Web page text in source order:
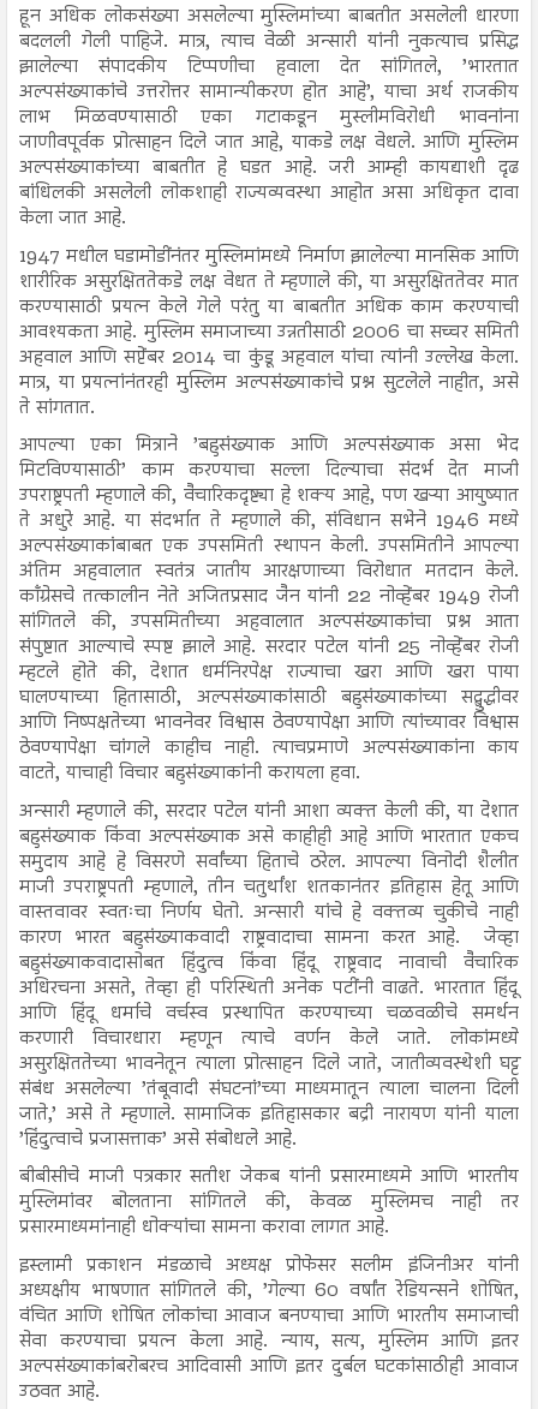
हून अधिक लोकसंख्या असलेल्या मुस्लिमांच्या बाबतीत असलेली धारणा
बदलली गेली पाहिजे. मात्र, त्याच वेळी अन्सारी यांनी नुकत्याच प्रसिद्ध
झालेल्या संपादकीय टिप्पणीचा हवाला देत सांगितले, ’भारतात
अल्पसंख्याकांचे उत्तरोत्तर सामान्यीकरण होत आहे’, याचा अर्थ राजकीय
लाभ मिळवण्यासाठी एका गटाकडून मुस्लीमविरोधी भावनांना
जाणीवपूर्वक प्रोत्साहन दिले जात आहे, याकडे लक्ष वेधले. आणि मुस्लिम
अल्पसंख्याकांच्या बाबतीत हे घडत आहे. जरी आम्ही कायद्याशी दृढ
बांधिलकी असलेली लोकशाही राज्यव्यवस्था आहोत असा अधिकृत दावा
केला जात आहे.
1947 मधील घडामोडींनंतर मुस्लिमांमध्ये निर्माण झालेल्या मानसिक आणि
शारीरिक असुरक्षिततेकडे लक्ष वेधत ते म्हणाले की, या असुरक्षिततेवर मात
करण्यासाठी प्रयत्न केले गेले परंतु या बाबतीत अधिक काम करण्याची
आवश्यकता आहे. मुस्लिम समाजाच्या उन्नतीसाठी 2006 चा सच्चर समिती
अहवाल आणि सप्टेंबर 2014 चा कुंडू अहवाल यांचा त्यांनी उल्लेख केला.
मात्र, या प्रयत्नांनंतरही मुस्लिम अल्पसंख्याकांचे प्रश्न सुटलेले नाहीत, असे
ते सांगतात.
आपल्या एका मित्राने ’बहुसंख्याक आणि अल्पसंख्याक असा भेद
मिटविण्यासाठी’ काम करण्याचा सल्ला दिल्याचा संदर्भ देत माजी
उपराष्ट्रपती म्हणाले की, वैचारिकदृष्ट्या हे शक्य आहे, पण खऱ्या आयुष्यात
ते अधुरे आहे. या संदर्भात ते म्हणाले की, संविधान सभेने 1946 मध्ये
अल्पसंख्याकांबाबत एक उपसमिती स्थापन केली. उपसमितीने आपल्या
अंतिम अहवालात स्वतंत्र जातीय आरक्षणाच्या विरोधात मतदान केले.
काँग्रेसचे तत्कालीन नेते अजितप्रसाद जैन यांनी 22 नोव्हेंबर 1949 रोजी
सांगितले की, उपसमितीच्या अहवालात अल्पसंख्याकांचा प्रश्न आता
संपुष्टात आल्याचे स्पष्ट झाले आहे. सरदार पटेल यांनी 25 नोव्हेंबर रोजी
म्हटले होते की, देशात धर्मनिरपेक्ष राज्याचा खरा आणि खरा पाया
घालण्याच्या हितासाठी, अल्पसंख्याकांसाठी बहुसंख्याकांच्या सद्बुद्धीवर
आणि निष्पक्षतेच्या भावनेवर विश्वास ठेवण्यापेक्षा आणि त्यांच्यावर विश्वास
ठेवण्यापेक्षा चांगले काहीच नाही. त्याचप्रमाणे अल्पसंख्याकांना काय
वाटते, याचाही विचार बहुसंख्याकांनी करायला हवा.
अन्सारी म्हणाले की, सरदार पटेल यांनी आशा व्यक्त केली की, या देशात
बहुसंख्याक किंवा अल्पसंख्याक असे काहीही आहे आणि भारतात एकच
समुदाय आहे हे विसरणे सर्वांच्या हिताचे ठरेल. आपल्या विनोदी शैलीत
माजी उपराष्ट्रपती म्हणाले, तीन चतुर्थांश शतकानंतर इतिहास हेतू आणि
वास्तवावर स्वतःचा निर्णय घेतो. अन्सारी यांचे हे वक्तव्य चुकीचे नाही
कारण भारत बहुसंख्याकवादी राष्ट्रवादाचा सामना करत आहे. जेव्हा
बहुसंख्याकवादासोबत हिंदुत्व किंवा हिंदू राष्ट्रवाद नावाची वैचारिक
अधिरचना असते, तेव्हा ही परिस्थिती अनेक पटींनी वाढते. भारतात हिंदू
आणि हिंदू धर्माचे वर्चस्व प्रस्थापित करण्याच्या चळवळीचे समर्थन
करणारी विचारधारा म्हणून त्याचे वर्णन केले जाते. लोकांमध्ये
असुरक्षिततेच्या भावनेतून त्याला प्रोत्साहन दिले जाते, जातीव्यवस्थेशी घट्ट
संबंध असलेल्या ’तंबूवादी संघटनां’च्या माध्यमातून त्याला चालना दिली
जाते,’ असे ते म्हणाले. सामाजिक इतिहासकार बद्री नारायण यांनी याला
’हिंदुत्वाचे प्रजासत्ताक’ असे संबोधले आहे.
बीबीसीचे माजी पत्रकार सतीश जेकब यांनी प्रसारमाध्यमे आणि भारतीय
मुस्लिमांवर बोलताना सांगितले की, केवळ मुस्लिमच नाही तर
प्रसारमाध्यमांनाही धोक्यांचा सामना करावा लागत आहे.
इस्लामी प्रकाशन मंडळाचे अध्यक्ष प्रोफेसर सलीम इंजिनीअर यांनी
अध्यक्षीय भाषणात सांगितले की, ’गेल्या 60 वर्षांत रेडियन्सने शोषित,
वंचित आणि शोषित लोकांचा आवाज बनण्याचा आणि भारतीय समाजाची
सेवा करण्याचा प्रयत्न केला आहे. न्याय, सत्य, मुस्लिम आणि इतर
अल्पसंख्याकांबरोबरच आदिवासी आणि इतर दुर्बल घटकांसाठीही आवाज
उठवत आहे.